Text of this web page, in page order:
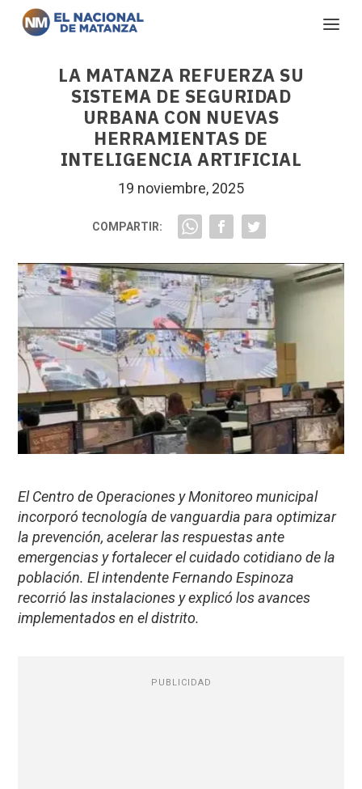
LA MATANZA REFUERZA SU
SISTEMA DE SEGURIDAD
URBANA CON NUEVAS
HERRAMIENTAS DE
INTELIGENCIA ARTIFICIAL
19 noviembre, 2025
COMPARTIR:
El Centro de Operaciones y Monitoreo municipal
incorporó tecnología de vanguardia para optimizar
la prevención, acelerar las respuestas ante
emergencias y fortalecer el cuidado cotidiano de la
población. El intendente Fernando Espinoza
recorrió las instalaciones y explicó los avances
implementados en el distrito.
PUBLICIDAD